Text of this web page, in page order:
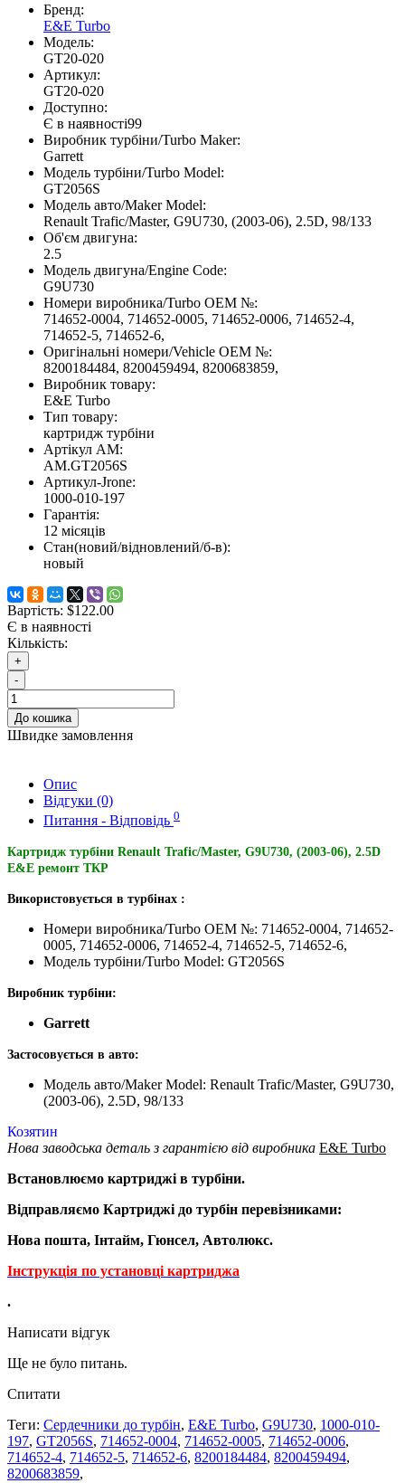
Бренд:
E&E Turbo
Модель:
GT20-020
Артикул:
GT20-020
Доступно:
Є в наявності99
Виробник турбіни/Turbo Maker:
Garrett
Модель турбіни/Turbo Model:
GT2056S
Модель авто/Maker Model:
Renault Trafic/Master, G9U730, (2003-06), 2.5D, 98/133
Об'єм двигуна:
2.5
Модель двигуна/Engine Code:
G9U730
Номери виробника/Turbo OEM №:
714652-0004, 714652-0005, 714652-0006, 714652-4,
714652-5, 714652-6,
Оригінальні номери/Vehicle OEM №:
8200184484, 8200459494, 8200683859,
Виробник товару:
E&E Turbo
Тип товару:
картридж турбіни
Артікул AM:
AM.GT2056S
Артикул-Jrone:
1000-010-197
Гарантія:
12 місяців
Стан(новий/відновлений/б-в):
новый
Вартість: $122.00
Є в наявності
Кількість:
+
-
До кошика
Швидке замовлення
Опис
Відгуки (0)
Питання - Відповідь 0
Картридж турбіни Renault Trafic/Master, G9U730, (2003-06), 2.5D
E&E ремонт ТКР
Використовується в турбінах :
Номери виробника/Turbo OEM №: 714652-0004, 714652-
0005, 714652-0006, 714652-4, 714652-5, 714652-6,
Модель турбіни/Turbo Model: GT2056S
Виробник турбіни:
Garrett
Застосовується в авто:
Модель авто/Maker Model: Renault Trafic/Master, G9U730,
(2003-06), 2.5D, 98/133
Козятин
Нова заводська деталь з гарантією від виробника E&E Turbo
Встановлюємо картриджі в турбіни.
Відправляємо Картриджі до турбін перевізниками:
Нова пошта, Інтайм, Гюнсел, Автолюкс.
Інструкція по установці картриджа
.
Написати відгук
Ще не було питань.
Спитати
Теги: Сердечники до турбін, E&E Turbo, G9U730, 1000-010-
197, GT2056S, 714652-0004, 714652-0005, 714652-0006,
714652-4, 714652-5, 714652-6, 8200184484, 8200459494,
8200683859,